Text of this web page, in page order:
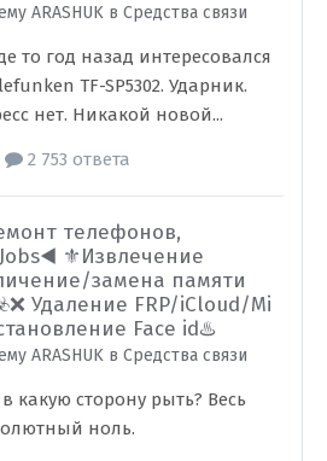
ARASHUK в Средства связи
то год назад интересовался
TF-SP5302. Ударник.
нет. Никакой новой...
2 753 ответа
телефонов,
⚜️Извлечение
замена памяти
Удаление FRP/iCloud/Mi
Face id♨️
ARASHUK в Средства связи
какую сторону рыть? Весь
ноль.